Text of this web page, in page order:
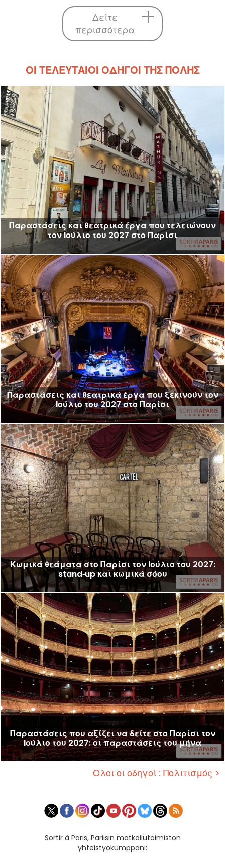
Δείτε
περισσότερα
ΟΙ ΤΕΛΕΥΤΑΊΟΙ ΟΔΗΓΟΊ ΤΗΣ ΠΌΛΗΣ
Παραστάσεις και θεατρικά έργα που τελειώνουν
τον Ιούλιο του 2027 στο Παρίσι
Παραστάσεις και θεατρικά έργα που ξεκινούν τον
Ιούλιο του 2027 στο Παρίσι
Κωμικά θεάματα στο Παρίσι τον Ιούλιο του 2027:
stand‑up και κωμικά σόου
Παραστάσεις που αξίζει να δείτε στο Παρίσι τον
Ιούλιο του 2027: οι παραστάσεις του μήνα
Όλοι οι οδηγοί : Πολιτισμός >
Sortir à Paris, Pariisin matkailutoimiston
yhteistyökumppani: